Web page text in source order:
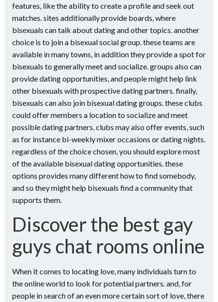
features, like the ability to create a profile and seek out
matches. sites additionally provide boards, where
bisexuals can talk about dating and other topics. another
choice is to join a bisexual social group. these teams are
available in many towns, in addition they provide a spot for
bisexuals to generally meet and socialize. groups also can
provide dating opportunities, and people might help link
other bisexuals with prospective dating partners. finally,
bisexuals can also join bisexual dating groups. these clubs
could offer members a location to socialize and meet
possible dating partners. clubs may also offer events, such
as for instance bi-weekly mixer occasions or dating nights.
regardless of the choice chosen, you should explore most
of the available bisexual dating opportunities. these
options provides many different how to find somebody,
and so they might help bisexuals find a community that
supports them.
Discover the best gay
guys chat rooms online
When it comes to locating love, many individuals turn to
the online world to look for potential partners. and, for
people in search of an even more certain sort of love, there